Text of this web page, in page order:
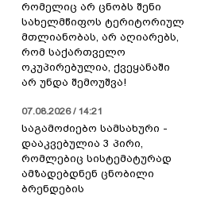
რომელიც არ ცნობს შენი
სახელმწიფოს ტერიტორიულ
მთლიანობას, არ აღიარებს,
რომ საქართველო
ოკუპირებულია, ქვეყანაში
არ უნდა შემოუშვა!
07.08.2026 / 14:21
საგამოძიებო სამსახური -
დააკვებულია 3 პირი,
რომლებიც სისტემატურად
ამზადებდნენ ცნობილი
ბრენდების